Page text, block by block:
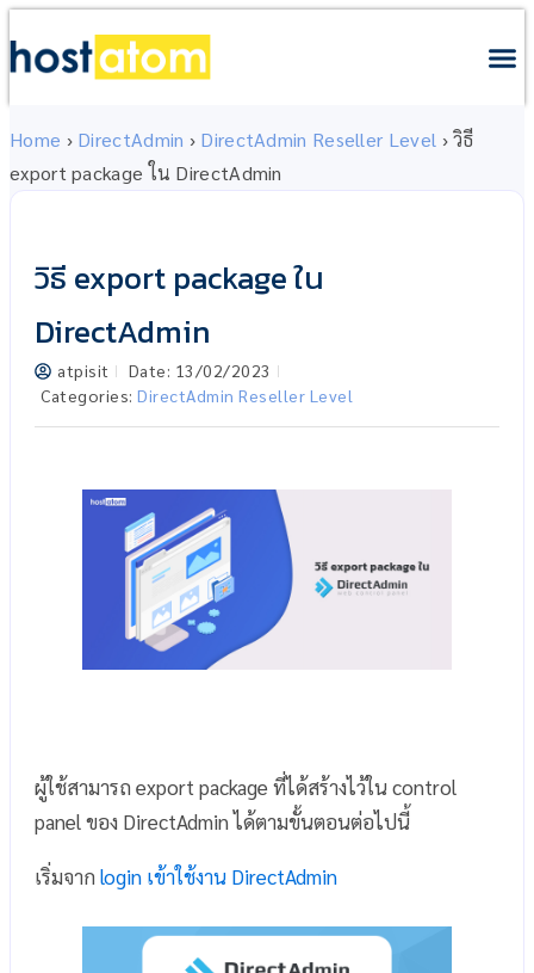
Home › DirectAdmin › DirectAdmin Reseller Level ›วิธี
export package ใน DirectAdmin
วิธี export package ใน
DirectAdmin
atpisit Date: 13/02/2023
Categories: DirectAdmin Reseller Level
ผู้ใช้สามารถ export package ที่ได้สร้างไว้ใน control
panel ของ DirectAdmin ได้ตามขั้นตอนต่อไปนี้
เริ่มจาก login เข้าใช้งาน DirectAdmin